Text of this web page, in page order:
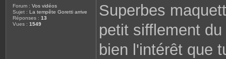
Forum : Vos vidéos
Sujet : La tempête Goretti arrive
Réponses : 13
Vues : 1549
Superbes
petit sifflement
bien l'intérêt que